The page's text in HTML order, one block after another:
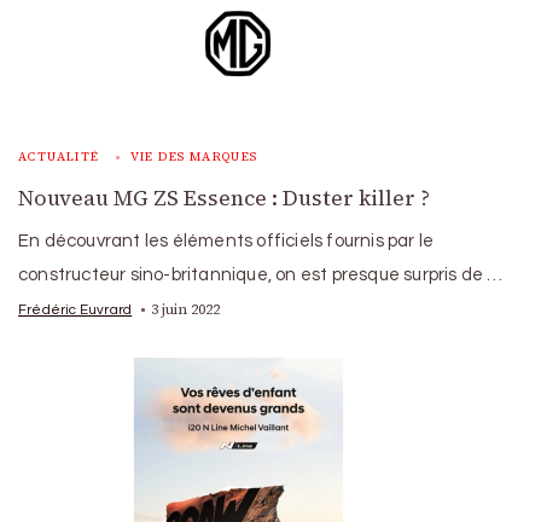
ACTUALITÉ VIE DES MARQUES
Nouveau MG ZS Essence : Duster killer ?
En découvrant les éléments officiels fournis par le
constructeur sino-britannique, on est presque surpris de …
Frédéric Euvrard 3 juin 2022